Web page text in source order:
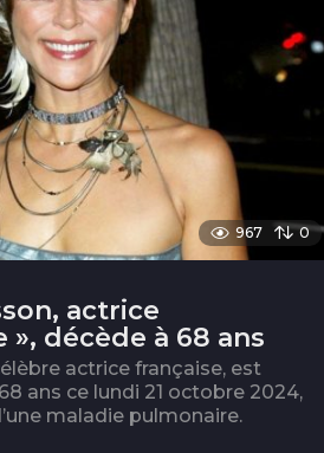
967 0
actrice
», décède à 68 ans
actrice française, est
ans ce lundi 21 octobre 2024,
maladie pulmonaire.